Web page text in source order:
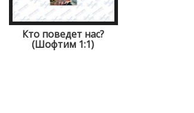
Кто поведет нас?
(Шофтим 1:1)